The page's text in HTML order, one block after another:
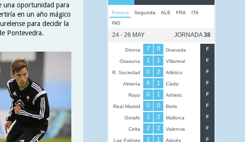
una oportunidad para
en un año mágico
para decidir la
Pontevedra.